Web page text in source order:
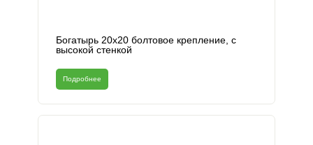
Богатырь 20х20 болтовое крепление, с
высокой стенкой
Подробнее